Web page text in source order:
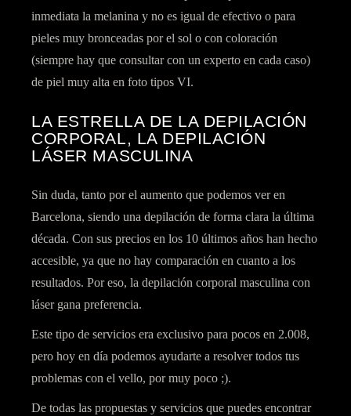
inmediata la melanina y no es igual de efectivo o para
pieles muy bronceadas por el sol o con coloración
(siempre hay que consultar con un experto en cada caso)
de piel muy alta en foto tipos VI.
LA ESTRELLA DE LA DEPILACIÓN
CORPORAL, LA DEPILACIÓN
LÁSER MASCULINA
Sin duda, tanto por el aumento que podemos ver en
Barcelona, siendo una depilación de forma clara la última
década. Con sus precios en los 10 últimos años han hecho
accesible, ya que no hay comparación en cuanto a los
resultados. Por eso, la depilación corporal masculina con
láser gana preferencia.
Este tipo de servicios era exclusivo para pocos en 2.008,
pero hoy en día podemos ayudarte a resolver todos tus
problemas con el vello, por muy poco ;).
De todas las propuestas y servicios que puedes encontrar